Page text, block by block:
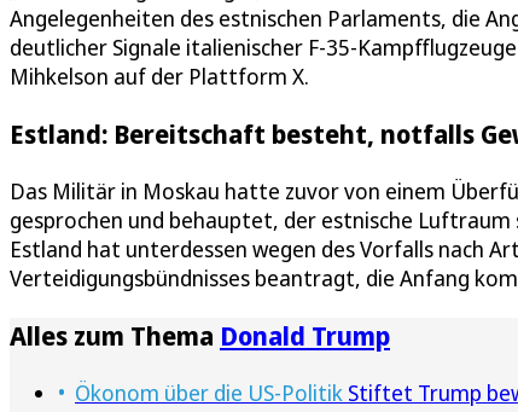
Angelegenheiten des estnischen Parlaments, die
deutlicher Signale italienischer F-35-
Mihkelson auf der Plattform X.
Estland: Bereitschaft besteht, notfalls
Das Militär in Moskau hatte zuvor von einem
gesprochen und behauptet, der estnische
Estland hat unterdessen wegen des Vorfalls nach
Verteidigungsbündnisses beantragt, die Anfang
Alles zum Thema Donald Trump
Ökonom über die US-Politik Stiftet Trump